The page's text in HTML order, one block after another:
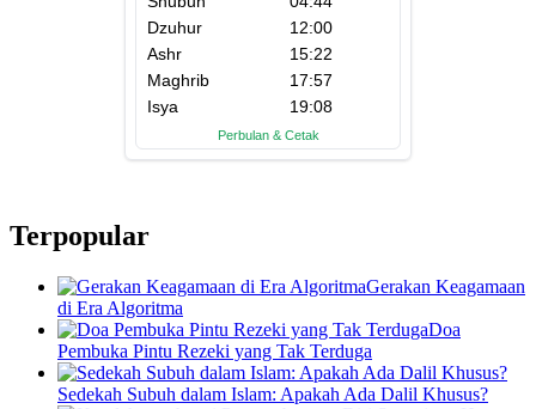
Terpopular
Gerakan Keagamaan
di Era Algoritma
Doa
Pembuka Pintu Rezeki yang Tak Terduga
Sedekah Subuh dalam Islam: Apakah Ada Dalil Khusus?